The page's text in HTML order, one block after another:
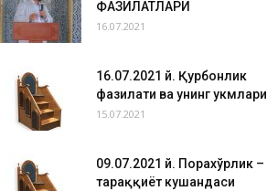
ФАЗИЛАТЛАРИ
16.07.2021
16.07.2021 й. Қурбонлик
фазилати ва унинг ҳукмлари
15.07.2021
09.07.2021 й. Порахўрлик –
тараққиёт кушандаси